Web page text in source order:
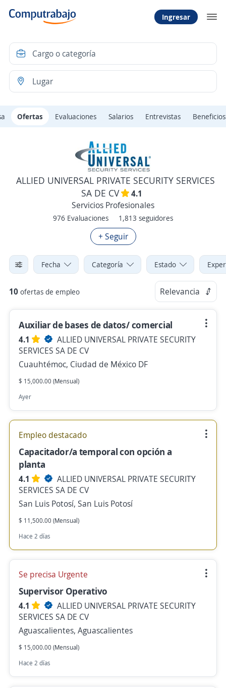
Ingresar
Ofertas Evaluaciones Salarios Entrevistas Beneficios
ALLIED UNIVERSAL PRIVATE SECURITY SERVICES
SA DE CV
4.1
Servicios Profesionales
976 Evaluaciones 1,813 seguidores
+ Seguir
Fecha Categoría Estado
10 ofertas de empleo Relevancia
Auxiliar de bases de datos/ comercial
4.1
ALLIED UNIVERSAL PRIVATE SECURITY
SERVICES SA DE CV
Cuauhtémoc, Ciudad de México DF
$ 15,000.00 (Mensual)
Ayer
Empleo destacado
Capacitador/a temporal con opción a
planta
4.1
ALLIED UNIVERSAL PRIVATE SECURITY
SERVICES SA DE CV
San Luis Potosí, San Luis Potosí
$ 11,500.00 (Mensual)
Hace 2 días
Se precisa Urgente
Supervisor Operativo
4.1
ALLIED UNIVERSAL PRIVATE SECURITY
SERVICES SA DE CV
Aguascalientes, Aguascalientes
$ 15,000.00 (Mensual)
Hace 2 días